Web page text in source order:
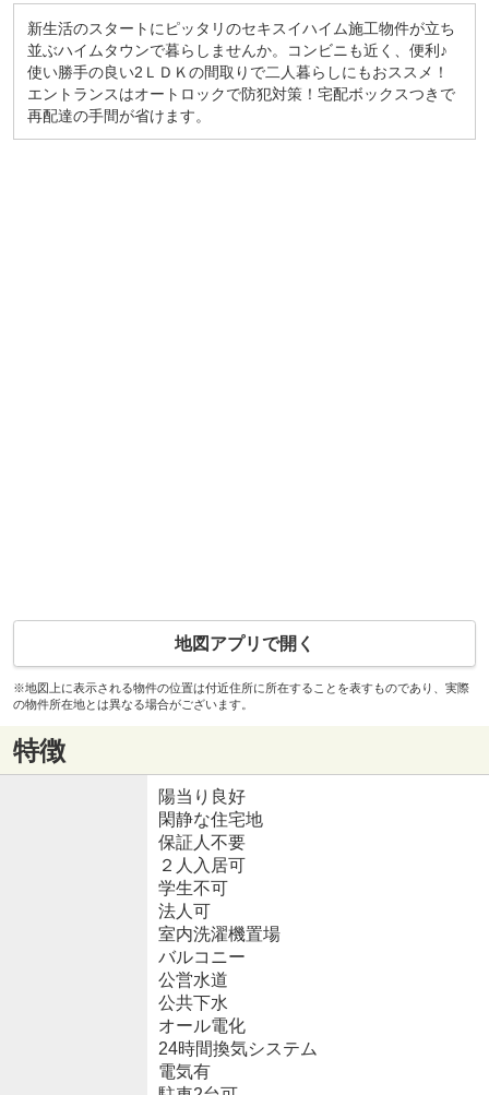
新生活のスタートにピッタリのセキスイハイム施工物件が立ち
並ぶハイムタウンで暮らしませんか。コンビニも近く、便利♪
使い勝手の良い2ＬＤＫの間取りで二人暮らしにもおススメ！
エントランスはオートロックで防犯対策！宅配ボックスつきで
再配達の手間が省けます。
地図アプリで開く
※地図上に表示される物件の位置は付近住所に所在することを表すものであり、実際
の物件所在地とは異なる場合がございます。
特徴
陽当り良好
閑静な住宅地
保証人不要
２人入居可
学生不可
法人可
室内洗濯機置場
バルコニー
公営水道
公共下水
オール電化
24時間換気システム
電気有